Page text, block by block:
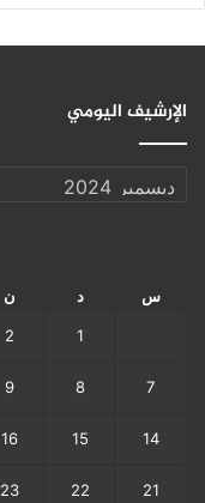
الإرشيف اليومي
س د ن
1
2
7
8
9
14
15
16
21
22
23